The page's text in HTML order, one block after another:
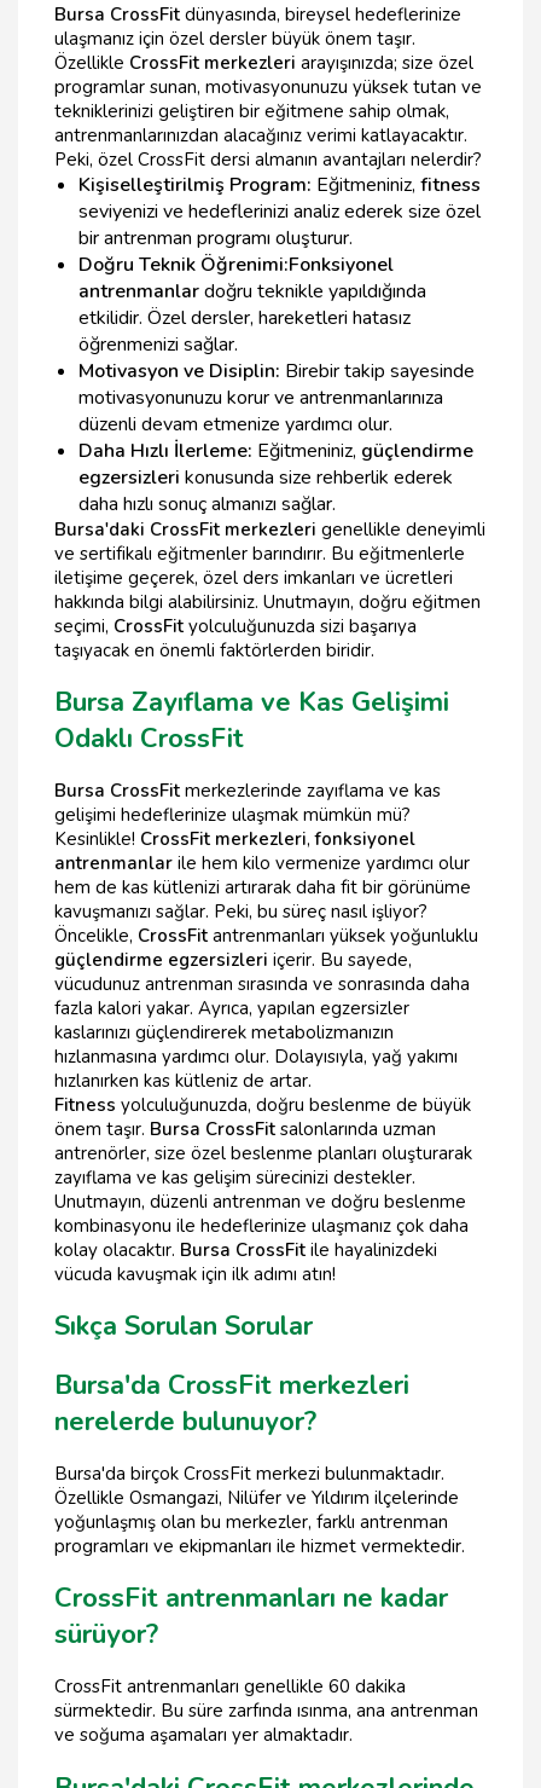
Bursa CrossFit dünyasında, bireysel hedeflerinize
ulaşmanız için özel dersler büyük önem taşır.
Özellikle CrossFit merkezleri arayışınızda; size özel
programlar sunan, motivasyonunuzu yüksek tutan ve
tekniklerinizi geliştiren bir eğitmene sahip olmak,
antrenmanlarınızdan alacağınız verimi katlayacaktır.
Peki, özel CrossFit dersi almanın avantajları nelerdir?
Kişiselleştirilmiş Program: Eğitmeniniz, fitness
seviyenizi ve hedeflerinizi analiz ederek size özel
bir antrenman programı oluşturur.
Doğru Teknik Öğrenimi:Fonksiyonel
antrenmanlardoğru teknikle yapıldığında
etkilidir. Özel dersler, hareketleri hatasız
öğrenmenizi sağlar.
Motivasyon ve Disiplin: Birebir takip sayesinde
motivasyonunuzu korur ve antrenmanlarınıza
düzenli devam etmenize yardımcı olur.
Daha Hızlı İlerleme: Eğitmeniniz, güçlendirme
egzersizleri konusunda size rehberlik ederek
daha hızlı sonuç almanızı sağlar.
Bursa'daki CrossFit merkezleri genellikle deneyimli
ve sertifikalı eğitmenler barındırır. Bu eğitmenlerle
iletişime geçerek, özel ders imkanları ve ücretleri
hakkında bilgi alabilirsiniz. Unutmayın, doğru eğitmen
seçimi, CrossFit yolculuğunuzda sizi başarıya
taşıyacak en önemli faktörlerden biridir.
Bursa Zayıflama ve Kas Gelişimi
Odaklı CrossFit
Bursa CrossFit merkezlerinde zayıflama ve kas
gelişimi hedeflerinize ulaşmak mümkün mü?
Kesinlikle! CrossFit merkezleri,fonksiyonel
antrenmanlar ile hem kilo vermenize yardımcı olur
hem de kas kütlenizi artırarak daha fit bir görünüme
kavuşmanızı sağlar. Peki, bu süreç nasıl işliyor?
Öncelikle, CrossFit antrenmanları yüksek yoğunluklu
güçlendirme egzersizleri içerir. Bu sayede,
vücudunuz antrenman sırasında ve sonrasında daha
fazla kalori yakar. Ayrıca, yapılan egzersizler
kaslarınızı güçlendirerek metabolizmanızın
hızlanmasına yardımcı olur. Dolayısıyla, yağ yakımı
hızlanırken kas kütleniz de artar.
Fitness yolculuğunuzda, doğru beslenme de büyük
önem taşır. Bursa CrossFit salonlarında uzman
antrenörler, size özel beslenme planları oluşturarak
zayıflama ve kas gelişim sürecinizi destekler.
Unutmayın, düzenli antrenman ve doğru beslenme
kombinasyonu ile hedeflerinize ulaşmanız çok daha
kolay olacaktır. Bursa CrossFit ile hayalinizdeki
vücuda kavuşmak için ilk adımı atın!
Sıkça Sorulan Sorular
Bursa'da CrossFit merkezleri
nerelerde bulunuyor?
Bursa'da birçok CrossFit merkezi bulunmaktadır.
Özellikle Osmangazi, Nilüfer ve Yıldırım ilçelerinde
yoğunlaşmış olan bu merkezler, farklı antrenman
programları ve ekipmanları ile hizmet vermektedir.
CrossFit antrenmanları ne kadar
sürüyor?
CrossFit antrenmanları genellikle 60 dakika
sürmektedir. Bu süre zarfında ısınma, ana antrenman
ve soğuma aşamaları yer almaktadır.